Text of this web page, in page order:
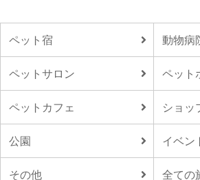
ペット宿 動物病
ペットサロン ペット
ペットカフェ ショッ
公園 イベン
その他 全ての